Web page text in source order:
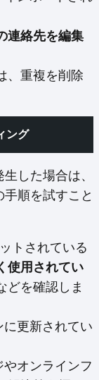
連絡先を編集
、重複を削除
ング
した場合は、
順を試すこと
トされている
使用されてい
どを確認しま
更新されてい
オンラインフ